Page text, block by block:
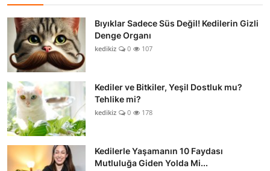
Bıyıklar Sadece Süs Değil! Kedilerin Gizli
Denge Organı
kedikiz 0 107
Kediler ve Bitkiler, Yeşil Dostluk mu?
Tehlike mi?
kedikiz 0 178
Kedilerle Yaşamanın 10 Faydası
Mutluluğa Giden Yolda Mi...